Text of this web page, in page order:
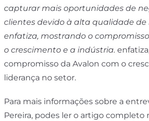
capturar mais oportunidades de
clientes devido à alta qualidade de
enfatiza, mostrando o
o crescimento e a indústria.
compromisso da Avalon com o
liderança no setor.
Para mais informações sobre a
Pereira, podes ler o artigo completo